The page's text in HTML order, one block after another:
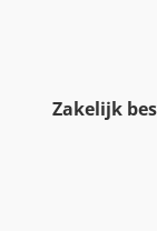
Zakelijk